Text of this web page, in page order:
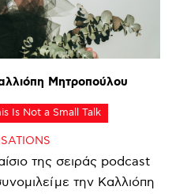
Μητροπούλου
Is Not a Small Talk
της σειράς podcast
με την Καλλιόπη